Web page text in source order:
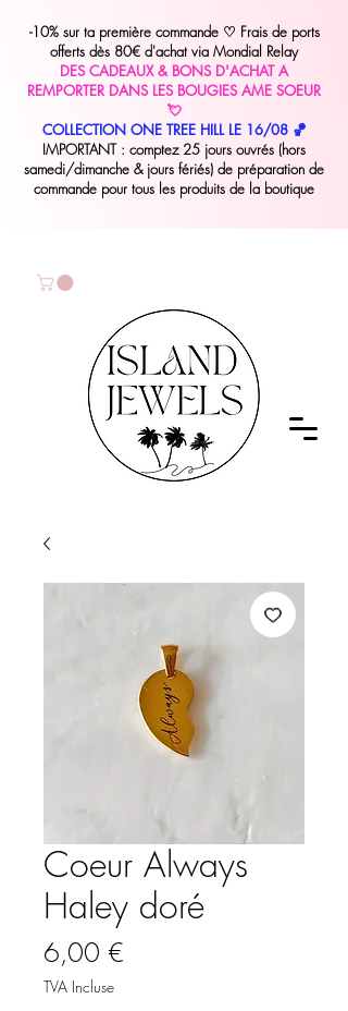
-10% sur ta première commande ♡ Frais de ports
offerts dès 80€ d'achat via Mondial Relay
DES CADEAUX & BONS D'ACHAT A
REMPORTER DANS LES BOUGIES AME SOEUR
💘
COLLECTION ONE TREE HILL LE 16/08 🏀
IMPORTANT : comptez 25 jours ouvrés (hors
samedi/dimanche & jours fériés) de préparation de
commande pour tous les produits de la boutique
Coeur Always
Haley doré
6,00 €
TVA Incluse